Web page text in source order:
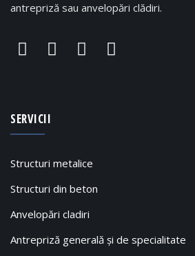
antrepriză sau anvelopări clădiri.
SERVICII
Structuri metalice
Structuri din beton
Anvelopări cladiri
Antrepriză generală și de specialitate